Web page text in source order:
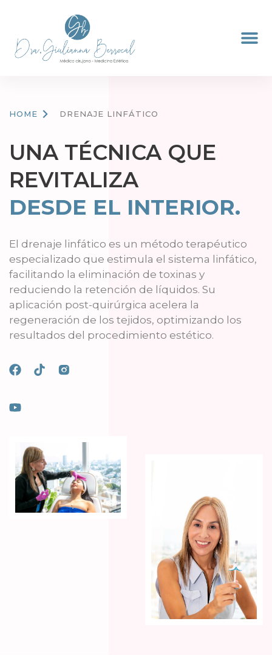
HOME DRENAJE LINFÁTICO
UNA TÉCNICA QUE
REVITALIZA
DESDE EL INTERIOR.
El drenaje linfático es un método terapéutico
especializado que estimula el sistema linfático,
facilitando la eliminación de toxinas y
reduciendo la retención de líquidos. Su
aplicación post-quirúrgica acelera la
regeneración de los tejidos, optimizando los
resultados del procedimiento estético.